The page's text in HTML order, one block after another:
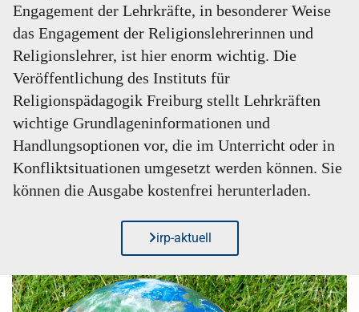
Engagement der Lehrkräfte, in besonderer Weise
das Engagement der Religionslehrerinnen und
Religionslehrer, ist hier enorm wichtig. Die
Veröffentlichung des Instituts für
Religionspädagogik Freiburg stellt Lehrkräften
wichtige Grundlageninformationen und
Handlungsoptionen vor, die im Unterricht oder in
Konfliktsituationen umgesetzt werden können. Sie
können die Ausgabe kostenfrei herunterladen.
irp-aktuell